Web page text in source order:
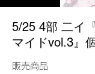
5/25 4部 二イ
マイドvol.3』
販売商品